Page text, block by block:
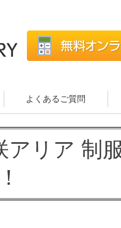
よくあるご質問
アリア 制